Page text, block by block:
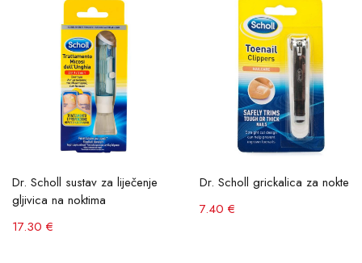
Dr. Scholl sustav za liječenje
gljivica na noktima
17.30 €
Dr. Scholl grickalica za nokte
7.40 €